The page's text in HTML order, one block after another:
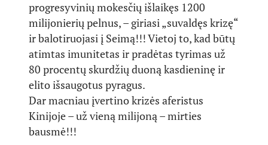
progresyvinių mokesčių išlaikęs 1200
milijonierių pelnus, – giriasi „suvaldęs krizę“
ir balotiruojasi į Seimą!!! Vietoj to, kad būtų
atimtas imunitetas ir pradėtas tyrimas už
80 procentų skurdžių duoną kasdieninę ir
elito išsaugotus pyragus.
Dar macniau įvertino krizės aferistus
Kinijoje – už vieną milijoną – mirties
bausmė!!!